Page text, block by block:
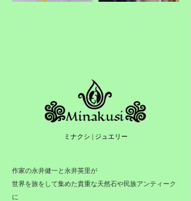
ミナクシ | ジュエリー
作家の永井健一と永井英里が
世界を旅をして集めた貴重な天然石や民族アンティーク
に